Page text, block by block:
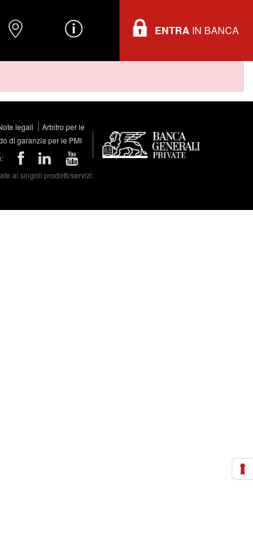
ENTRA IN BANCA
legali
Arbitro per le
di garanzia per le PMI
ai singoli prodotti/servizi.